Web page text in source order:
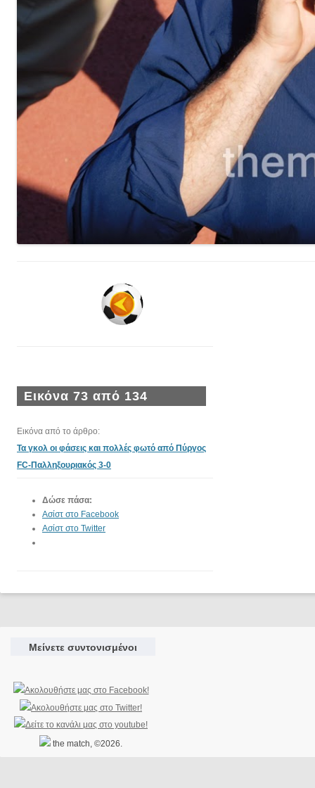
Εικόνα 73 από 134
Εικόνα από το άρθρο:
Τα γκολ οι φάσεις και πολλές φωτό από Πύργος
FC-Παλληξουριακός 3-0
Δώσε πάσα:
Ασίστ στο Facebook
Ασίστ στο Twitter
Μείνετε συντονισμένοι
the match, ©2026.